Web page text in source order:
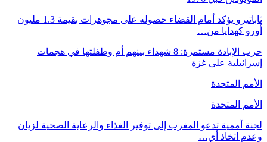
ثاباتيرو يؤكد أمام القضاء حصوله على مجوهرات بقيمة 1.3 مليون
أورو كهدايا من…
حرب الإبادة مستمرة: 8 شهداء بينهم أم وطفلتها في هجمات
إسرائيلية على غزة
الأمم المتحدة
الأمم المتحدة
لجنة أممية تدعو المغرب إلى توفير الغذاء والرعاية الصحية لزيان
وعدم اتخاذ أي…